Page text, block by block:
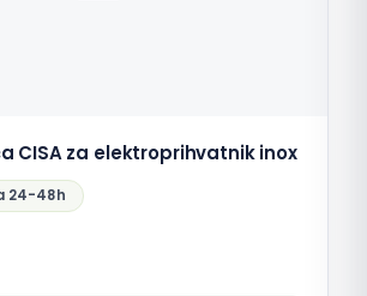
CISA za elektroprihvatnik inox
24-48h